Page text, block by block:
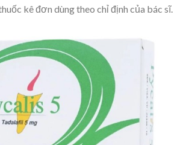
kê đơn dùng theo chỉ định của bác sĩ.